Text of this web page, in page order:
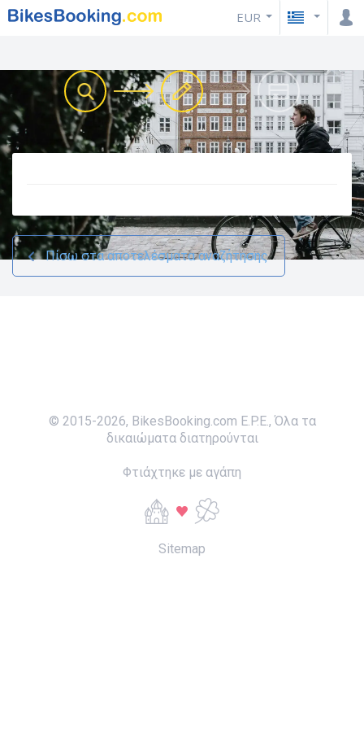
EUR
Πίσω στα αποτελέσματα αναζήτησης
© 2015-2026, BikesBooking.com E.P.E.,Όλα τα
δικαιώματα διατηρούνται
Φτιάχτηκε με αγάπη
Sitemap